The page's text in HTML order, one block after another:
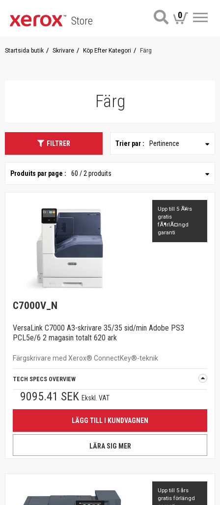
Store 0
Startsida butik Skrivare Köp Efter Kategori Färg
Färg
FILTRER Trier par : Pertinence
Produits par page : 60 / 2 produits
Upp till 5 Ã¥rs
gratis
fÃ¶rlÃ¤ngd
garanti
C7000V_N
VersaLink C7000 A3-skrivare 35/35 sid/min Adobe PS3
PCL5e/6 2 magasin totalt 620 ark
Färgskrivare med Xerox® ConnectKey®-teknik
TECH SPECS OVERVIEW
9095.41 SEK Ekskl. VAT
LÄGG TILL I KUNDVAGNEN
LÄRA SIG MER
Upp till 5 års
gratis förlängd